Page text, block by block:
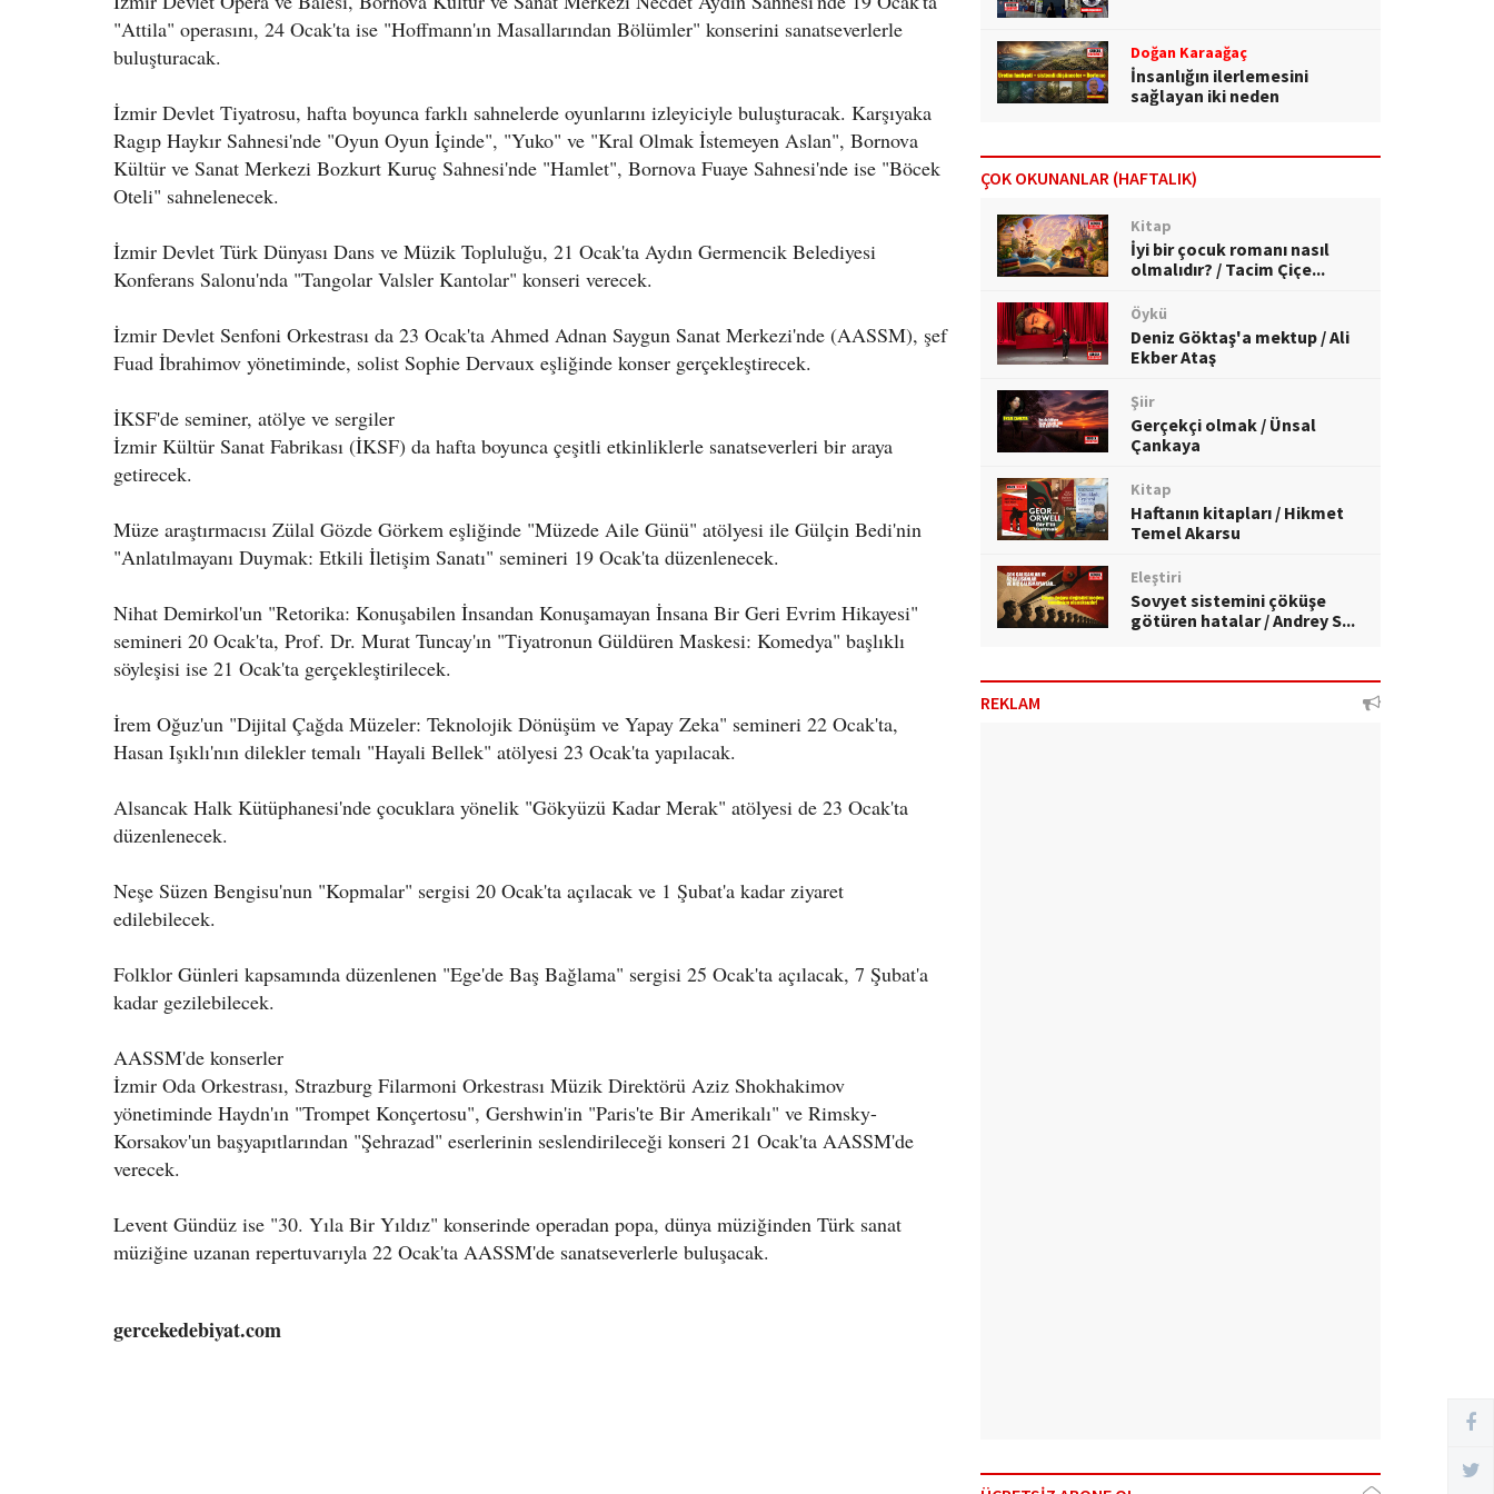
"Attila" operasını, 24 Ocak'ta ise "Hoffmann'ın Masallarından Bölümler" konserini sanatseverlerle
buluşturacak.
İzmir Devlet Tiyatrosu, hafta boyunca farklı sahnelerde oyunlarını izleyiciyle buluşturacak. Karşıyaka
Ragıp Haykır Sahnesi'nde "Oyun Oyun İçinde", "Yuko" ve "Kral Olmak İstemeyen Aslan", Bornova
Kültür ve Sanat Merkezi Bozkurt Kuruç Sahnesi'nde "Hamlet", Bornova Fuaye Sahnesi'nde ise "Böcek
Oteli" sahnelenecek.
İzmir Devlet Türk Dünyası Dans ve Müzik Topluluğu, 21 Ocak'ta Aydın Germencik Belediyesi
Konferans Salonu'nda "Tangolar Valsler Kantolar" konseri verecek.
İzmir Devlet Senfoni Orkestrası da 23 Ocak'ta Ahmed Adnan Saygun Sanat Merkezi'nde (AASSM), şef
Fuad İbrahimov yönetiminde, solist Sophie Dervaux eşliğinde konser gerçekleştirecek.
İKSF'de seminer, atölye ve sergiler
İzmir Kültür Sanat Fabrikası (İKSF) da hafta boyunca çeşitli etkinliklerle sanatseverleri bir araya
getirecek.
Müze araştırmacısı Zülal Gözde Görkem eşliğinde "Müzede Aile Günü" atölyesi ile Gülçin Bedi'nin
"Anlatılmayanı Duymak: Etkili İletişim Sanatı" semineri 19 Ocak'ta düzenlenecek.
Nihat Demirkol'un "Retorika: Konuşabilen İnsandan Konuşamayan İnsana Bir Geri Evrim Hikayesi"
semineri 20 Ocak'ta, Prof. Dr. Murat Tuncay'ın "Tiyatronun Güldüren Maskesi: Komedya" başlıklı
söyleşisi ise 21 Ocak'ta gerçekleştirilecek.
İrem Oğuz'un "Dijital Çağda Müzeler: Teknolojik Dönüşüm ve Yapay Zeka" semineri 22 Ocak'ta,
Hasan Işıklı'nın dilekler temalı "Hayali Bellek" atölyesi 23 Ocak'ta yapılacak.
Alsancak Halk Kütüphanesi'nde çocuklara yönelik "Gökyüzü Kadar Merak" atölyesi de 23 Ocak'ta
düzenlenecek.
Neşe Süzen Bengisu'nun "Kopmalar" sergisi 20 Ocak'ta açılacak ve 1 Şubat'a kadar ziyaret
edilebilecek.
Folklor Günleri kapsamında düzenlenen "Ege'de Baş Bağlama" sergisi 25 Ocak'ta açılacak, 7 Şubat'a
kadar gezilebilecek.
AASSM'de konserler
İzmir Oda Orkestrası, Strazburg Filarmoni Orkestrası Müzik Direktörü Aziz Shokhakimov
yönetiminde Haydn'ın "Trompet Konçertosu", Gershwin'in "Paris'te Bir Amerikalı" ve Rimsky-
Korsakov'un başyapıtlarından "Şehrazad" eserlerinin seslendirileceği konseri 21 Ocak'ta AASSM'de
verecek.
Levent Gündüz ise "30. Yıla Bir Yıldız" konserinde operadan popa, dünya müziğinden Türk sanat
müziğine uzanan repertuvarıyla 22 Ocak'ta AASSM'de sanatseverlerle buluşacak.
gercekedebiyat.com
Doğan Karaağaç
İnsanlığın ilerlemesini
sağlayan iki neden
ÇOK OKUNANLAR (HAFTALIK)
Kitap
İyi bir çocuk romanı nasıl
olmalıdır? / Tacim Çiçe...
Öykü
Deniz Göktaş'a mektup / Ali
Ekber Ataş
Şiir
Gerçekçi olmak / Ünsal
Çankaya
Kitap
Haftanın kitapları / Hikmet
Temel Akarsu
Eleştiri
Sovyet sistemini çöküşe
götüren hatalar / Andrey S...
REKLAM